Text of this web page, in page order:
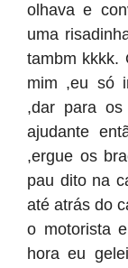
olhava e
uma
tambm kkkk.
mim ,eu só
,dar para
ajudante
,ergue os
pau dito na
até atrás do
o motorista
hora eu